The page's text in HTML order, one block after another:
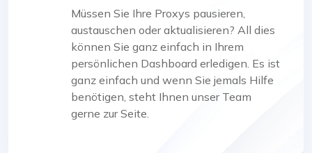
Müssen Sie Ihre Proxys pausieren,
austauschen oder aktualisieren? All dies
können Sie ganz einfach in Ihrem
persönlichen Dashboard erledigen. Es ist
ganz einfach und wenn Sie jemals Hilfe
benötigen, steht Ihnen unser Team
gerne zur Seite.